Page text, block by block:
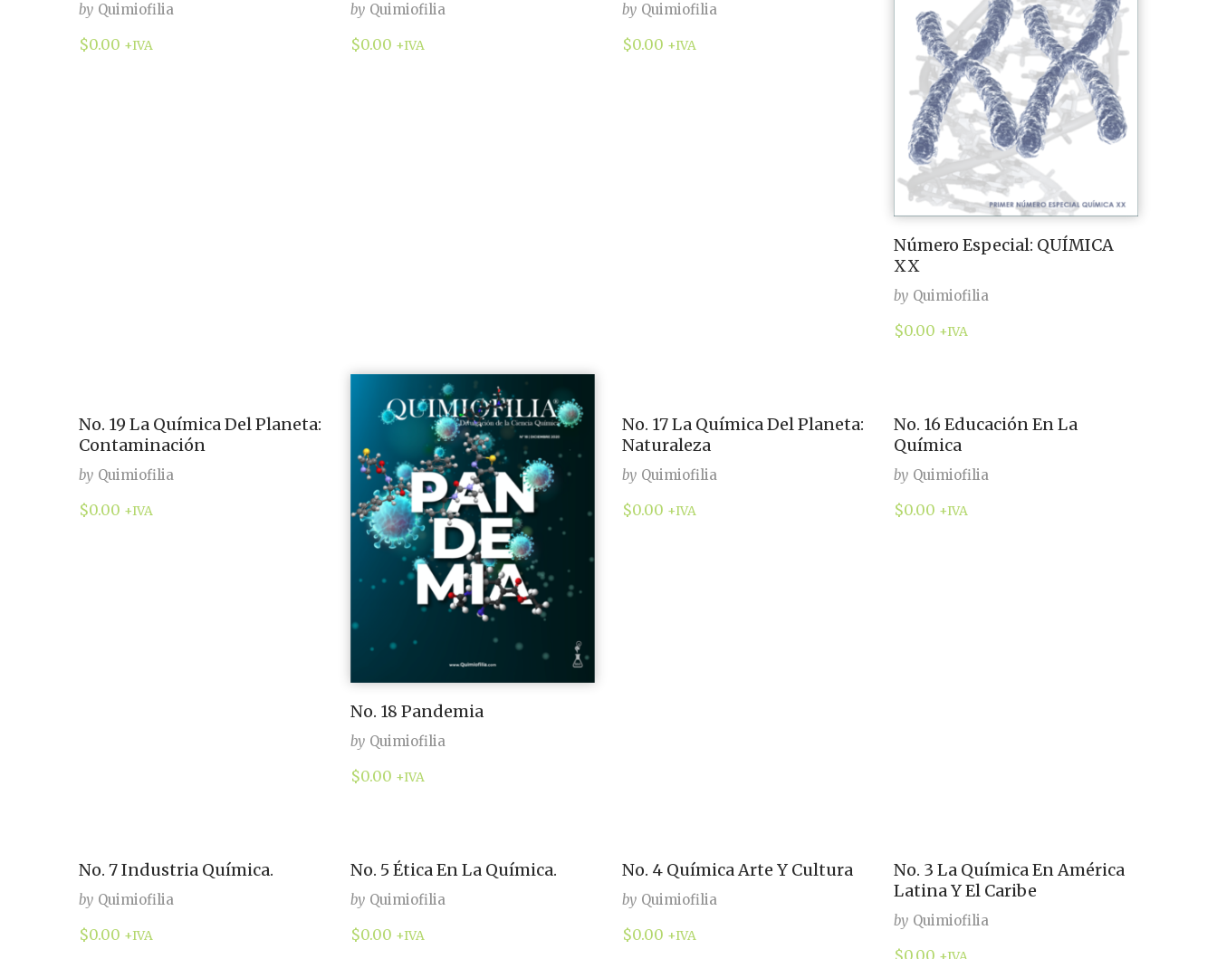
by Quimiofilia
$0.00 +IVA
by Quimiofilia
$0.00 +IVA
by Quimiofilia
$0.00 +IVA
Número Especial: QUÍMICA
XX
by Quimiofilia
$0.00 +IVA
No. 19 La Química Del Planeta:
Contaminación
by Quimiofilia
$0.00 +IVA
No. 18 Pandemia
by Quimiofilia
$0.00 +IVA
No. 17 La Química Del Planeta:
Naturaleza
by Quimiofilia
$0.00 +IVA
No. 16 Educación En La
Química
by Quimiofilia
$0.00 +IVA
No. 7 Industria Química.
by Quimiofilia
$0.00 +IVA
No. 5 Ética En La Química.
by Quimiofilia
$0.00 +IVA
No. 4 Química Arte Y Cultura
by Quimiofilia
$0.00 +IVA
No. 3 La Química En América
Latina Y El Caribe
by Quimiofilia
$0.00